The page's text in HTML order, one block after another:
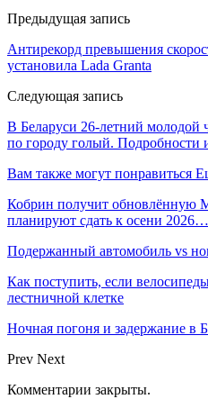
Предыдущая запись
Антирекорд превышения
установила Lada Granta
Следующая запись
В Беларуси 26-летний молодой
по городу голый. Подробности
Вам также могут понравиться
Кобрин получит обновлённую
планируют сдать к осени 2026…
Подержанный автомобиль vs
Как поступить, если
лестничной клетке
Ночная погоня и задержание в
Prev Next
Комментарии закрыты.